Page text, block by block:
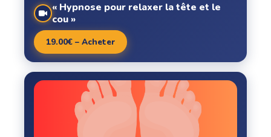
« Hypnose pour relaxer la tête et le
cou »
19.00€ – Acheter